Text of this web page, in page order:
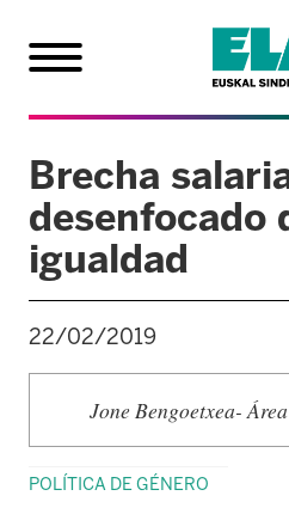
Brecha
desenfocado
igualdad
22/02/2019
Jone Bengoetxea-
POLÍTICA DE GÉNERO